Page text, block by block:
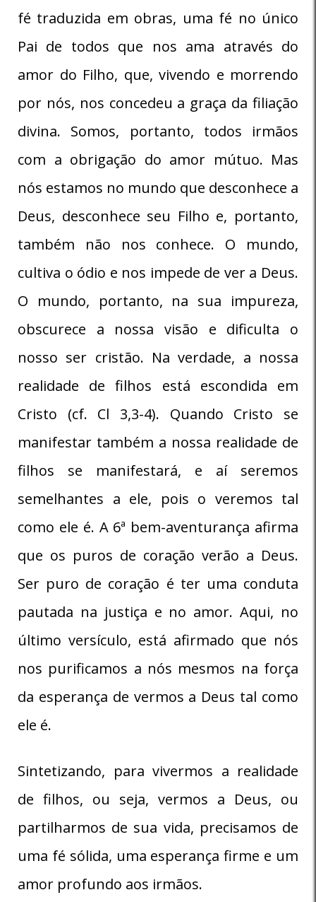
fé traduzida em obras, uma fé no único
Pai de todos que nos ama através do
amor do Filho, que, vivendo e morrendo
por nós, nos concedeu a graça da filiação
divina. Somos, portanto, todos irmãos
com a obrigação do amor mútuo. Mas
nós estamos no mundo que desconhece a
Deus, desconhece seu Filho e, portanto,
também não nos conhece. O mundo,
cultiva o ódio e nos impede de ver a Deus.
O mundo, portanto, na sua impureza,
obscurece a nossa visão e dificulta o
nosso ser cristão. Na verdade, a nossa
realidade de filhos está escondida em
Cristo (cf. Cl 3,3-4). Quando Cristo se
manifestar também a nossa realidade de
filhos se manifestará, e aí seremos
semelhantes a ele, pois o veremos tal
como ele é. A 6ª bem-aventurança afirma
que os puros de coração verão a Deus.
Ser puro de coração é ter uma conduta
pautada na justiça e no amor. Aqui, no
último versículo, está afirmado que nós
nos purificamos a nós mesmos na força
da esperança de vermos a Deus tal como
ele é.
Sintetizando, para vivermos a realidade
de filhos, ou seja, vermos a Deus, ou
partilharmos de sua vida, precisamos de
uma fé sólida, uma esperança firme e um
amor profundo aos irmãos.